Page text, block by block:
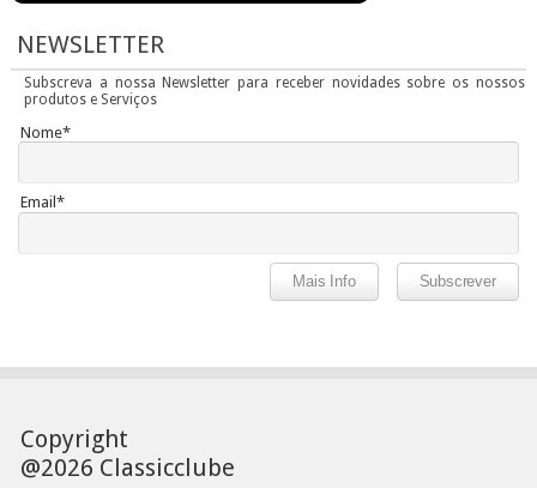
NEWSLETTER
Subscreva a nossa Newsletter para receber novidades sobre os nossos
produtos e Serviços
Nome*
Email*
Copyright
@2026 Classicclube